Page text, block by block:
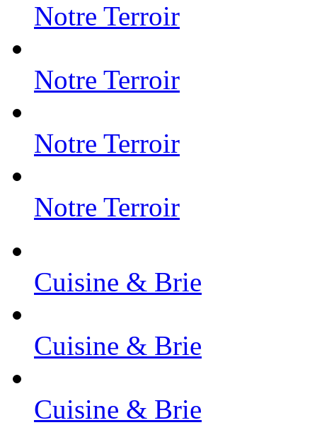
Notre Terroir
Notre Terroir
Notre Terroir
Notre Terroir
Cuisine & Brie
Cuisine & Brie
Cuisine & Brie